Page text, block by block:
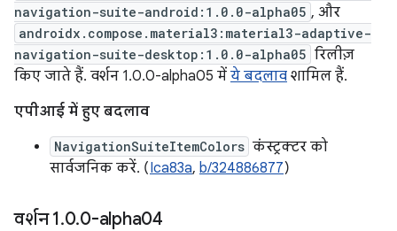
navigation-suite-android:1.0.0-alpha05 , और
androidx.compose.material3:material3-adaptive-
navigation-suite-desktop:1.0.0-alpha05 रिलीज़
किए जाते हैं. वर्शन 1.0.0-alpha05 में ये बदलाव शामिल हैं.
एपीआई में हुए बदलाव
NavigationSuiteItemColors कंस्ट्रक्टर को
सार्वजनिक करें. (Ica83a, b/324886877)
वर्शन 1.0.0-alpha04